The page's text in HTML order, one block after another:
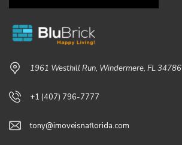
1961 Westhill Run, Windermere, FL 34786
+1 (407) 796-7777
tony@imoveisnaflorida.com